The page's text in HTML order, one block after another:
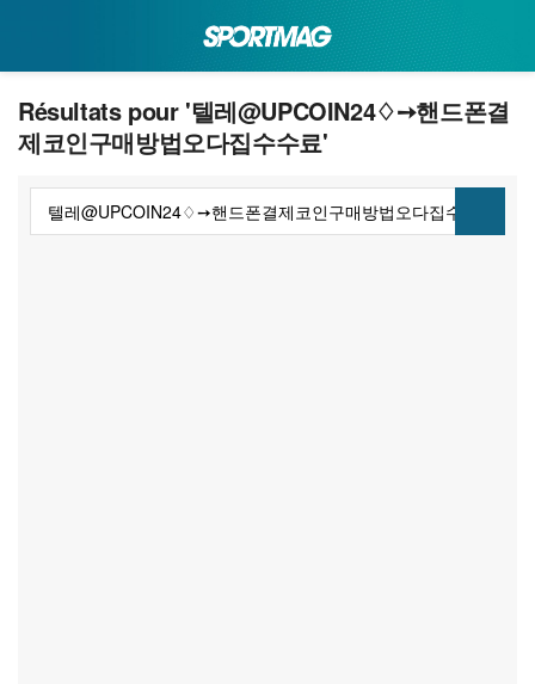
Résultats pour '텔레@UPCOIN24♢➙핸드폰결
제코인구매방법오다집수수료'